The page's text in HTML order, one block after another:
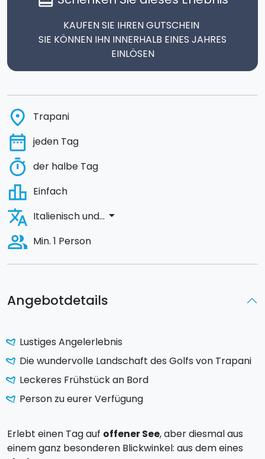
Angebotdetails
Lustiges Angelerlebnis
Die wundervolle Landschaft des Golfs von Trapani
Leckeres Frühstück an Bord
Person zu eurer Verfügung
Erlebt einen Tag auf offener See, aber diesmal aus
einem ganz besonderen Blickwinkel: aus dem eines
KAUFEN SIE IHREN GUTSCHEIN
SIE KÖNNEN IHN INNERHALB EINES JAHRES
EINLÖSEN
place Trapani
date_range jeden Tag
timer der halbe Tag
leaderboard Einfach
translate Italienisch und... arrow_drop_down
people_alt Min. 1 Person